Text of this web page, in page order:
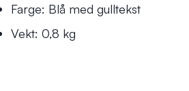
Farge: Blå med gulltekst
Vekt: 0,8 kg